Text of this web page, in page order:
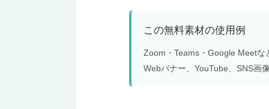
この無料素材の使用例
Zoom・Teams・Google Meetな
Webバナー、YouTube、SNS画